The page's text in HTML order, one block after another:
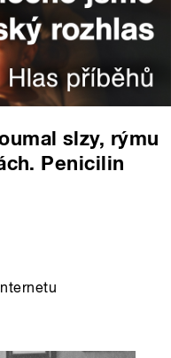
slzy, rýmu
Penicilin